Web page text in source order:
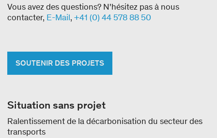
Vous avez des questions? N'hésitez pas à nous
contacter, E-Mail, +41 (0) 44 578 88 50
SOUTENIR DES PROJETS
Situation sans projet
Ralentissement de la décarbonisation du secteur des
transports